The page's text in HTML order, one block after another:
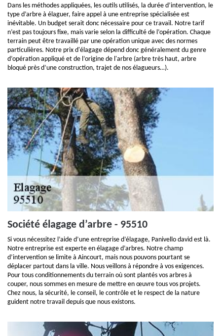
Dans les méthodes appliquées, les outils utilisés, la durée d’intervention, le
type d’arbre à élaguer, faire appel à une entreprise spécialisée est
inévitable. Un budget serait donc nécessaire pour ce travail. Notre tarif
n’est pas toujours fixe, mais varie selon la difficulté de l’opération. Chaque
terrain peut être travaillé par une opération unique avec des normes
particulières. Notre prix d'élagage dépend donc généralement du genre
d’opération appliqué et de l’origine de l'arbre (arbre très haut, arbre
bloqué près d’une construction, trajet de nos élagueurs…).
Société élagage d’arbre - 95510
Si vous nécessitez l’aide d’une entreprise d’élagage, Panivello david est là.
Notre entreprise est experte en élagage d’arbres. Notre champ
d’intervention se limite à Aincourt, mais nous pouvons pourtant se
déplacer partout dans la ville. Nous veillons à répondre à vos exigences.
Pour tous conditionnements du terrain où sont plantés vos arbres à
couper, nous sommes en mesure de mettre en œuvre tous vos projets.
Chez nous, la sécurité, le conseil, le contrôle et le respect de la nature
guident notre travail depuis que nous existons.